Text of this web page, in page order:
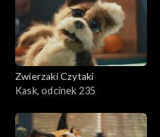
Zwierzaki Czytaki
Kask, odcinek 235